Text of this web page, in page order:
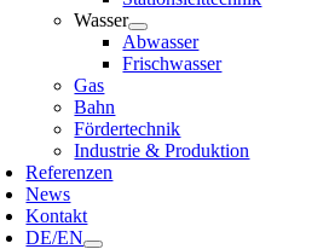
Wasser
Abwasser
Frischwasser
Gas
Bahn
Fördertechnik
Industrie & Produktion
Referenzen
News
Kontakt
DE/EN